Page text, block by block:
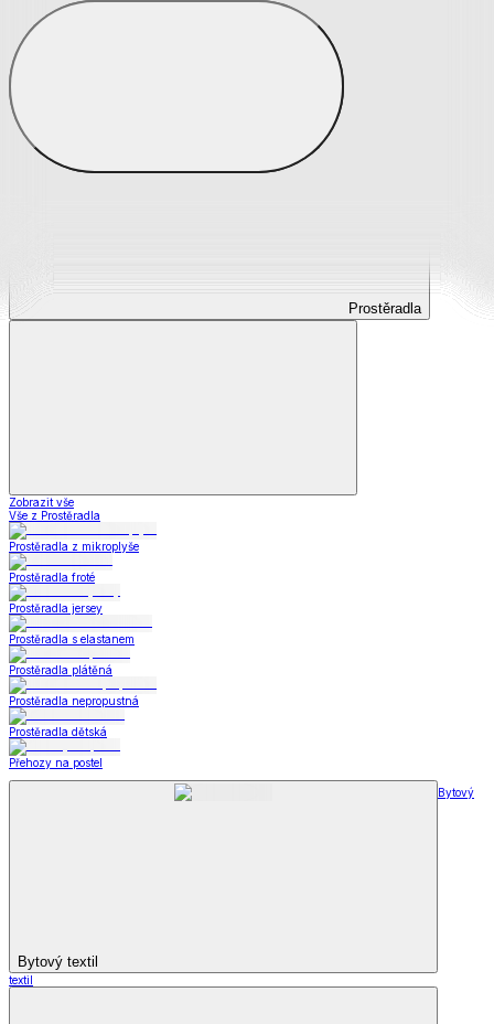
Prostěradla
Prostěradla
Zobrazit vše
Vše z Prostěradla
Prostěradla z mikroplyše
Prostěradla froté
Prostěradla jersey
Prostěradla s elastanem
Prostěradla plátěná
Prostěradla nepropustná
Prostěradla dětská
Přehozy na postel
Bytový textil
Bytový
textil